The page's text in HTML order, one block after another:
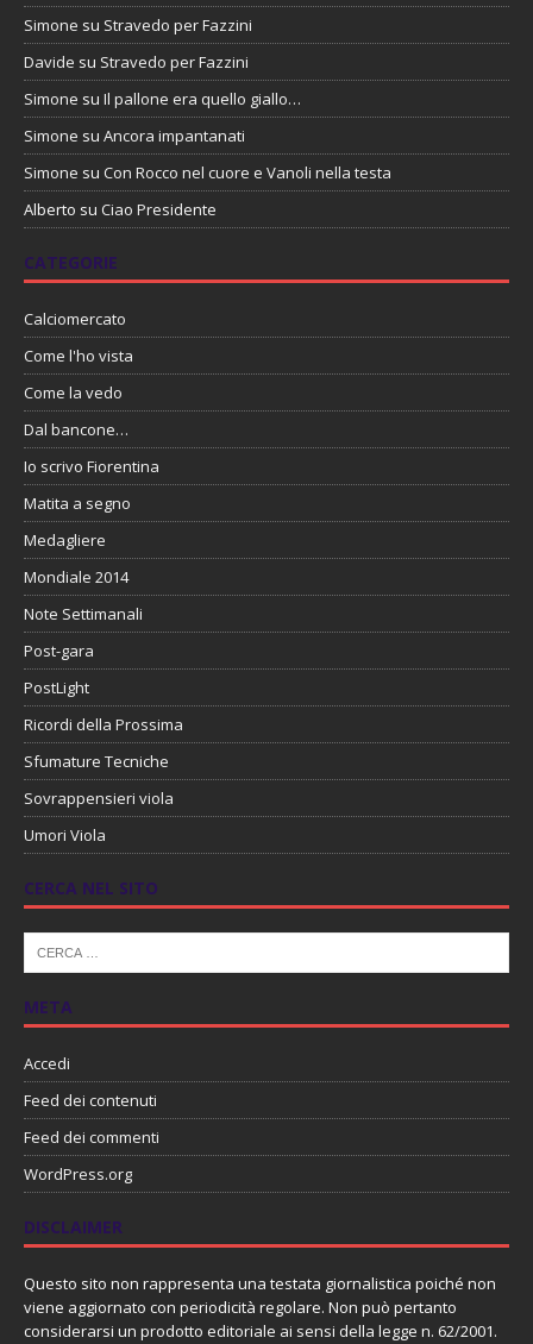
Simone su Stravedo per Fazzini
Davide su Stravedo per Fazzini
Simone su Il pallone era quello giallo…
Simone su Ancora impantanati
Simone su Con Rocco nel cuore e Vanoli nella testa
Alberto su Ciao Presidente
CATEGORIE
Calciomercato
Come l'ho vista
Come la vedo
Dal bancone…
Io scrivo Fiorentina
Matita a segno
Medagliere
Mondiale 2014
Note Settimanali
Post-gara
PostLight
Ricordi della Prossima
Sfumature Tecniche
Sovrappensieri viola
Umori Viola
CERCA NEL SITO
META
Accedi
Feed dei contenuti
Feed dei commenti
WordPress.org
DISCLAIMER
Questo sito non rappresenta una testata giornalistica poiché non
viene aggiornato con periodicità regolare. Non può pertanto
considerarsi un prodotto editoriale ai sensi della legge n. 62/2001.